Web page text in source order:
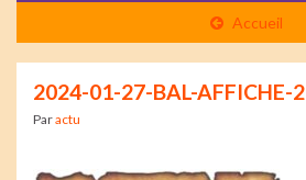
Accueil
2024-01-27-BAL-AFFICHE-2
Paractu